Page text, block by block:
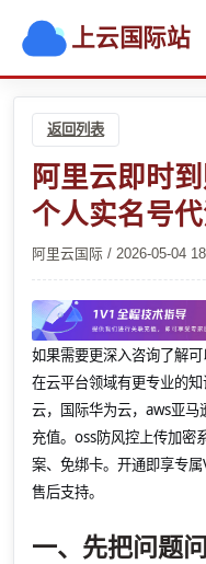
上云国际站
返回列表
阿里云即时
个人实名号
阿里云国际 / 2026-05-04
如果需要更深入咨询了解
在云平台领域有更专业的
云，国际华为云，aws亚
充值。oss防风控上传加密
案、免绑卡。开通即享专
售后支持。
一、先把问题